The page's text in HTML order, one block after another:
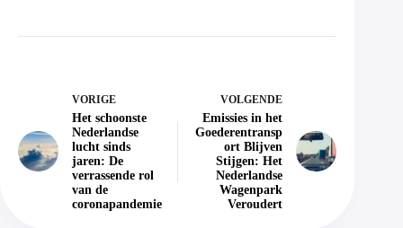
VORIGE
Het schoonste
Nederlandse
lucht sinds
jaren: De
verrassende rol
van de
coronapandemie
VOLGENDE
Emissies in het
Goederentransp
ort Blijven
Stijgen: Het
Nederlandse
Wagenpark
Veroudert